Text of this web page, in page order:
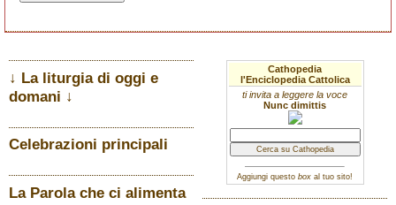
↓ La liturgia di oggi e
domani ↓
Celebrazioni principali
La Parola che ci alimenta
Cathopedia
l'Enciclopedia Cattolica
ti invita a leggere la voce
Nunc dimittis
Aggiungi questo box al tuo sito!